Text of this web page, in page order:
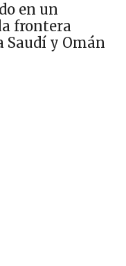
en un
frontera
Saudí y Omán